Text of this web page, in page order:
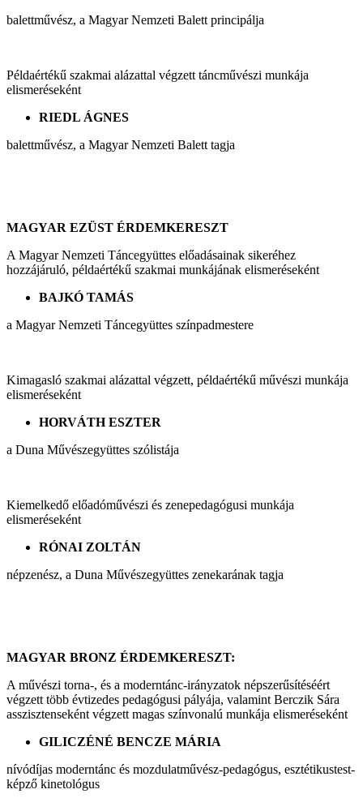
balettművész, a Magyar Nemzeti Balett principálja
Példaértékű szakmai alázattal végzett táncművészi munkája
elismeréseként
RIEDL ÁGNES
balettművész, a Magyar Nemzeti Balett tagja
MAGYAR EZÜST ÉRDEMKERESZT
A Magyar Nemzeti Táncegyüttes előadásainak sikeréhez
hozzájáruló, példaértékű szakmai munkájának elismeréseként
BAJKÓ TAMÁS
a Magyar Nemzeti Táncegyüttes színpadmestere
Kimagasló szakmai alázattal végzett, példaértékű művészi munkája
elismeréseként
HORVÁTH ESZTER
a Duna Művészegyüttes szólistája
Kiemelkedő előadóművészi és zenepedagógusi munkája
elismeréseként
RÓNAI ZOLTÁN
népzenész, a Duna Művészegyüttes zenekarának tagja
MAGYAR BRONZ ÉRDEMKERESZT:
A művészi torna-, és a moderntánc-irányzatok népszerűsítéséért
végzett több évtizedes pedagógusi pályája, valamint Berczik Sára
asszisztenseként végzett magas színvonalú munkája elismeréseként
GILICZÉNÉ BENCZE MÁRIA
nívódíjas moderntánc és mozdulatművész-pedagógus, esztétikustest-
képző kinetológus